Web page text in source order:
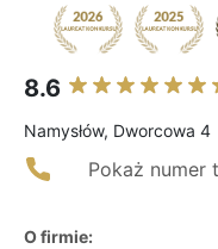
8.6
Namysłów, Dworcowa 4
Pokaż numer
O firmie: